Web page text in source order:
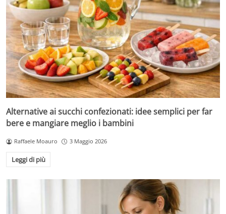
Alternative ai succhi confezionati: idee semplici per far
bere e mangiare meglio i bambini
Raffaele Moauro 3 Maggio 2026
Leggi di più